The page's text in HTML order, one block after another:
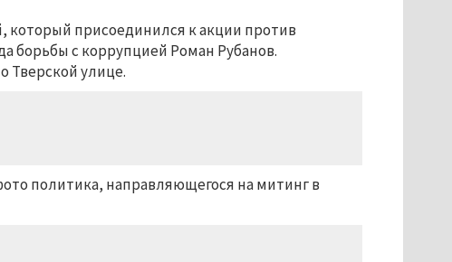
который присоединился к акции против
борьбы с коррупцией Роман Рубанов.
Тверской улице.
политика, направляющегося на митинг в